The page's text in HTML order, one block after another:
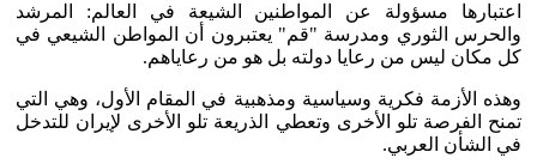
اعتبارها مسؤولة عن المواطنين الشيعة في العالم: المرشد
والحرس الثوري ومدرسة "قم" يعتبرون أن المواطن الشيعي في
كل مكان ليس من رعايا دولته بل هو من رعاياهم.
وهذه الأزمة فكرية وسياسية ومذهبية في المقام الأول، وهي التي
تمنح الفرصة تلو الأخرى وتعطي الذريعة تلو الأخرى لإيران للتدخل
في الشأن العربي.